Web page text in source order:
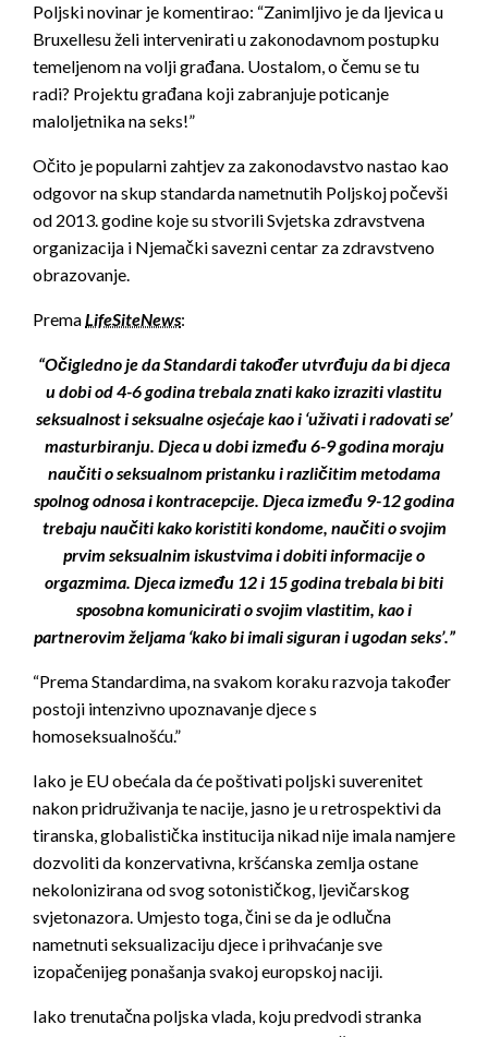
Poljski novinar je komentirao: “Zanimljivo je da ljevica u
Bruxellesu želi intervenirati u zakonodavnom postupku
temeljenom na volji građana. Uostalom, o čemu se tu
radi? Projektu građana koji zabranjuje poticanje
maloljetnika na seks!”
Očito je popularni zahtjev za zakonodavstvo nastao kao
odgovor na skup standarda nametnutih Poljskoj počevši
od 2013. godine koje su stvorili Svjetska zdravstvena
organizacija i Njemački savezni centar za zdravstveno
obrazovanje.
PremaLifeSiteNews:
“Očigledno je da Standardi također utvrđuju da bi djeca
u dobi od 4-6 godina trebala znati kako izraziti vlastitu
seksualnost i seksualne osjećaje kao i ‘uživati i radovati se’
masturbiranju. Djeca u dobi između 6-9 godina moraju
naučiti o seksualnom pristanku i različitim metodama
spolnog odnosa i kontracepcije. Djeca između 9-12 godina
trebaju naučiti kako koristiti kondome, naučiti o svojim
prvim seksualnim iskustvima i dobiti informacije o
orgazmima. Djeca između 12 i 15 godina trebala bi biti
sposobna komunicirati o svojim vlastitim, kao i
partnerovim željama ‘kako bi imali siguran i ugodan seks’.”
“Prema Standardima, na svakom koraku razvoja također
postoji intenzivno upoznavanje djece s
homoseksualnošću.”
Iako je EU obećala da će poštivati poljski suverenitet
nakon pridruživanja te nacije, jasno je u retrospektivi da
tiranska, globalistička institucija nikad nije imala namjere
dozvoliti da konzervativna, kršćanska zemlja ostane
nekolonizirana od svog sotonističkog, ljevičarskog
svjetonazora. Umjesto toga, čini se da je odlučna
nametnuti seksualizaciju djece i prihvaćanje sve
izopačenijeg ponašanja svakoj europskoj naciji.
Iako trenutačna poljska vlada, koju predvodi stranka